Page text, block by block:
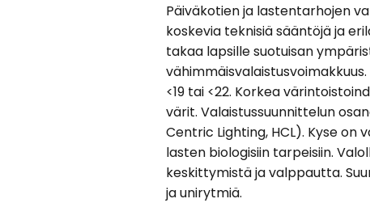
Päiväkotien ja lastentarhojen
koskevia teknisiä sääntöjä ja
takaa lapsille suotuisan
<19 tai <22. Korkea
värit. Valaistussuunnittelun
Centric Lighting, HCL). Kyse
lasten biologisiin tarpeisiin.
keskittymistä ja valppautta.
ja unirytmiä.